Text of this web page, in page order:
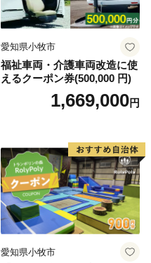
愛知県小牧市
福祉車両・介護車両改造に使
えるクーポン券(500,000 円)
1,669,000円
愛知県小牧市